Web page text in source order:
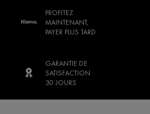
PROFITEZ
MAINTENANT,
PAYER PLUS TARD
GARANTIE DE
SATISFACTION
30 JOURS